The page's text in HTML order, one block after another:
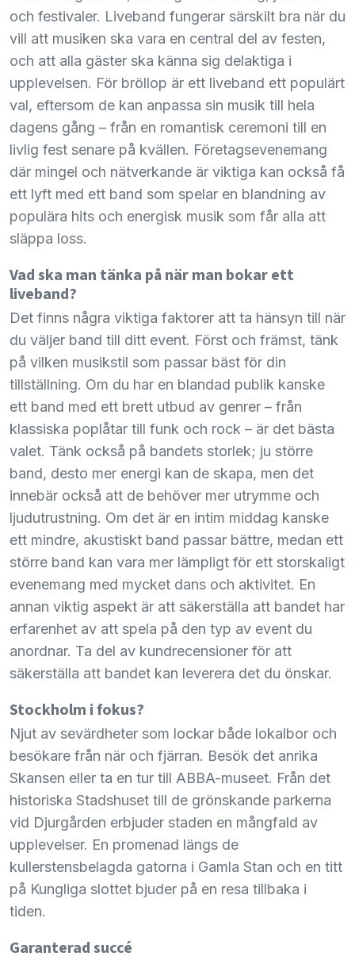
och festivaler. Liveband fungerar särskilt bra när du
vill att musiken ska vara en central del av festen,
och att alla gäster ska känna sig delaktiga i
upplevelsen. För bröllop är ett liveband ett populärt
val, eftersom de kan anpassa sin musik till hela
dagens gång – från en romantisk ceremoni till en
livlig fest senare på kvällen. Företagsevenemang
där mingel och nätverkande är viktiga kan också få
ett lyft med ett band som spelar en blandning av
populära hits och energisk musik som får alla att
släppa loss.
Vad ska man tänka på när man bokar ett
liveband?
Det finns några viktiga faktorer att ta hänsyn till när
du väljer band till ditt event. Först och främst, tänk
på vilken musikstil som passar bäst för din
tillställning. Om du har en blandad publik kanske
ett band med ett brett utbud av genrer – från
klassiska poplåtar till funk och rock – är det bästa
valet. Tänk också på bandets storlek; ju större
band, desto mer energi kan de skapa, men det
innebär också att de behöver mer utrymme och
ljudutrustning. Om det är en intim middag kanske
ett mindre, akustiskt band passar bättre, medan ett
större band kan vara mer lämpligt för ett storskaligt
evenemang med mycket dans och aktivitet. En
annan viktig aspekt är att säkerställa att bandet har
erfarenhet av att spela på den typ av event du
anordnar. Ta del av kundrecensioner för att
säkerställa att bandet kan leverera det du önskar.
Stockholm i fokus?
Njut av sevärdheter som lockar både lokalbor och
besökare från när och fjärran. Besök det anrika
Skansen eller ta en tur till ABBA-museet. Från det
historiska Stadshuset till de grönskande parkerna
vid Djurgården erbjuder staden en mångfald av
upplevelser. En promenad längs de
kullerstensbelagda gatorna i Gamla Stan och en titt
på Kungliga slottet bjuder på en resa tillbaka i
tiden.
Garanterad succé